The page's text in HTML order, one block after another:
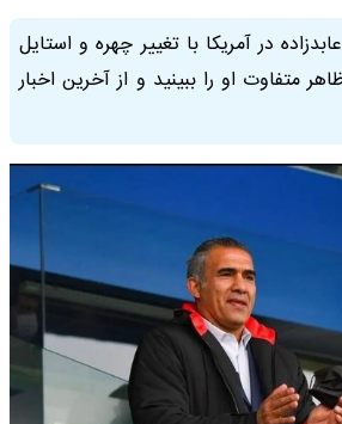
در آمریکا با تغییر چهره و استایل
متفاوت او را ببینید و از آخرین اخبار